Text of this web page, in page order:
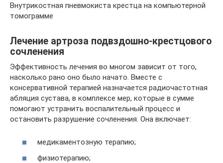
Внутрикостная пневмокиста крестца на компьютерной
томограмме
Лечение артроза подвздошно-крестцового
сочленения
Эффективность лечения во многом зависит от того,
насколько рано оно было начато. Вместе с
консервативной терапией назначается радиочастотная
абляция сустава, в комплексе мер, которые в сумме
помогают устранить воспалительный процесс и
остановить разрушение сочленения. Она включает:
медикаментозную терапию;
физиотерапию;